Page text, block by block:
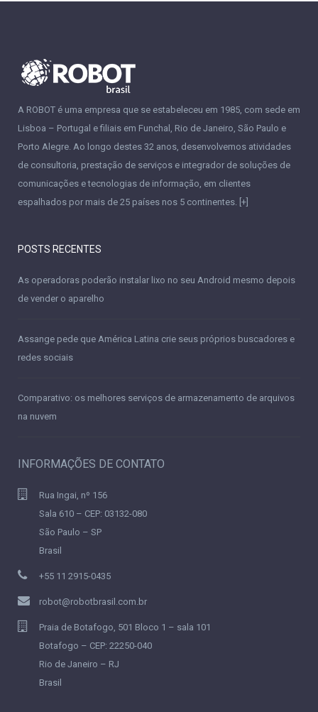
A ROBOT é uma empresa que se estabeleceu em 1985, com sede em
Lisboa – Portugal e filiais em Funchal, Rio de Janeiro, São Paulo e
Porto Alegre. Ao longo destes 32 anos, desenvolvemos atividades
de consultoria, prestação de serviços e integrador de soluções de
comunicações e tecnologias de informação, em clientes
espalhados por mais de 25 países nos 5 continentes. [+]
POSTS RECENTES
As operadoras poderão instalar lixo no seu Android mesmo depois
de vender o aparelho
Assange pede que América Latina crie seus próprios buscadores e
redes sociais
Comparativo: os melhores serviços de armazenamento de arquivos
na nuvem
INFORMAÇÕES DE CONTATO
Rua Ingai, nº 156
Sala 610 – CEP: 03132-080
São Paulo – SP
Brasil
+55 11 2915-0435
robot@robotbrasil.com.br
Praia de Botafogo, 501 Bloco 1 – sala 101
Botafogo – CEP: 22250-040
Rio de Janeiro – RJ
Brasil